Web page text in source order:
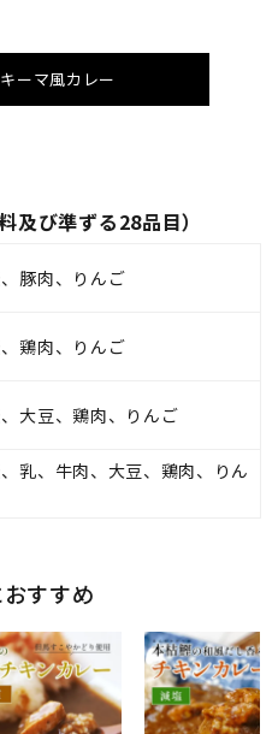
ーマ風カレー
及び準ずる28品目）
豚肉、りんご
鶏肉、りんご
大豆、鶏肉、りんご
乳、牛肉、大豆、鶏肉、りん
すすめ